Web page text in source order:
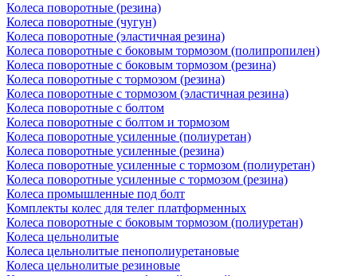
Колеса поворотные (резина)
Колеса поворотные (чугун)
Колеса поворотные (эластичная резина)
Колеса поворотные c боковым тормозом (полипропилен)
Колеса поворотные c боковым тормозом (резина)
Колеса поворотные c тормозом (резина)
Колеса поворотные c тормозом (эластичная резина)
Колеса поворотные с болтом
Колеса поворотные с болтом и тормозом
Колеса поворотные усиленные (полиуретан)
Колеса поворотные усиленные (резина)
Колеса поворотные усиленные с тормозом (полиуретан)
Колеса поворотные усиленные с тормозом (резина)
Колеса промышленные под болт
Комплекты колес для телег платформенных
Колеса поворотные c боковым тормозом (полиуретан)
Колеса цельнолитые
Колеса цельнолитые пенополиуретановые
Колеса цельнолитые резиновые